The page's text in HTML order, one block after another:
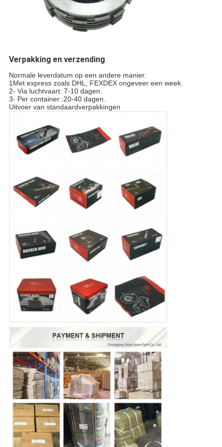
Verpakking en verzending
Normale leverdatum op een andere manier.
1Met express zoals DHL, FEXDEX ongeveer een week.
2- Via luchtvaart: 7-10 dagen.
3- Per container :20-40 dagen.
Uitvoer van standaardverpakkingen